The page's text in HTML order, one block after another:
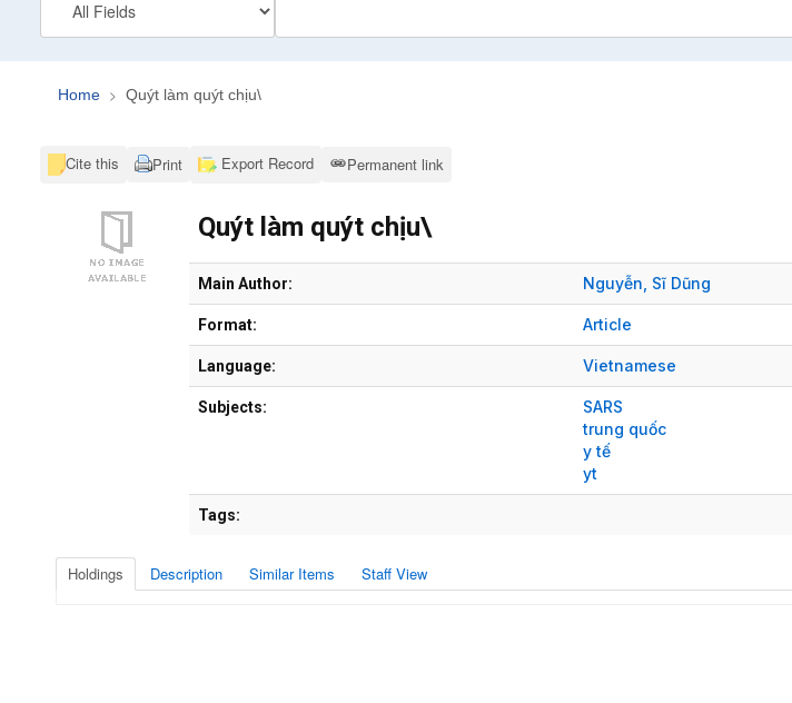
Home Quýt làm quýt chịu\
Cite this Print Export Record Permanent link
Quýt làm quýt chịu\
Main Author: Nguyễn, Sĩ Dũng
Format: Article
Language: Vietnamese
Subjects:
SARS
trung quốc
y tế
yt
Tags:
Holdings Description Similar Items Staff View